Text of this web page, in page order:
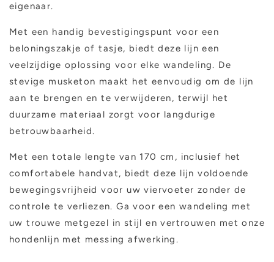
eigenaar.
Met een handig bevestigingspunt voor een
beloningszakje of tasje, biedt deze lijn een
veelzijdige oplossing voor elke wandeling. De
stevige musketon maakt het eenvoudig om de lijn
aan te brengen en te verwijderen, terwijl het
duurzame materiaal zorgt voor langdurige
betrouwbaarheid.
Met een totale lengte van 170 cm, inclusief het
comfortabele handvat, biedt deze lijn voldoende
bewegingsvrijheid voor uw viervoeter zonder de
controle te verliezen. Ga voor een wandeling met
uw trouwe metgezel in stijl en vertrouwen met onze
hondenlijn met messing afwerking.